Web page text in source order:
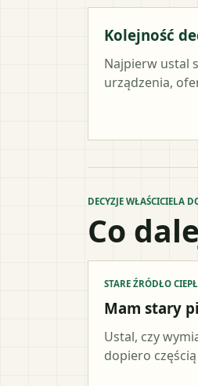
Kolejność
Najpierw ustal
urządzenia,
DECYZJE WŁAŚCICIELA
Co
STARE ŹRÓDŁO
Mam stary
Ustal, czy
dopiero